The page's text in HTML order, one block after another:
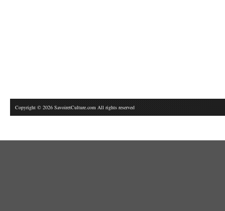
Copyright © 2026 SavoiretCulture.com All rights reserved